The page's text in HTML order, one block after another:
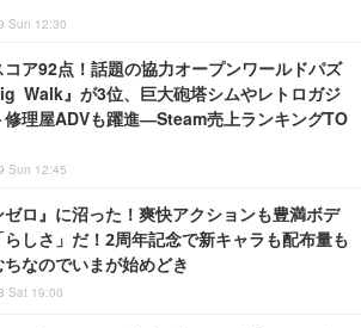
Sun 12:30
コア92点！話題の協力オープンワールドパズ
Walk』が3位、巨大砲塔シムやレトロガジ
修理屋ADVも躍進―Steam売上ランキングTO
Sun 12:45
ゼロ』に沼った！爽快アクションも豊満ボデ
らしさ」だ！2周年記念で新キャラも配布量も
なのでいまが始めどき
Sat 19:00